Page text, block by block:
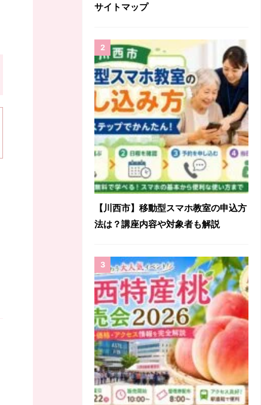
サイトマップ
【川西市】移動型スマホ教室の申込方
法は？講座内容や対象者も解説